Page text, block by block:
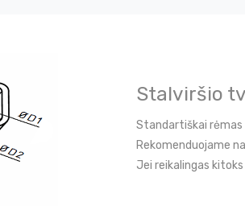
Stalviršio
Standartiškai rėmas
Rekomenduojame
Jei reikalingas